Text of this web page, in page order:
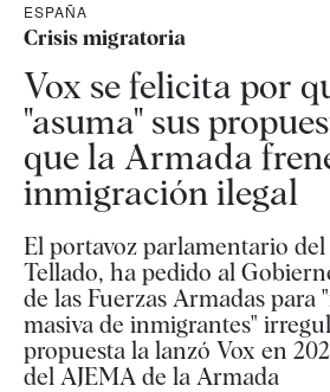
ESPAÑA
Crisis migratoria
Vox se felicita por
"asuma" sus
que la Armada
inmigración ilegal
El portavoz parlamentario del
Tellado, ha pedido al
de las Fuerzas Armadas para
masiva de inmigrantes"
propuesta la lanzó Vox en
del AJEMA de la Armada